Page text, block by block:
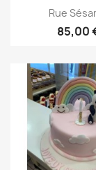
Aperçu
Rue
85,00